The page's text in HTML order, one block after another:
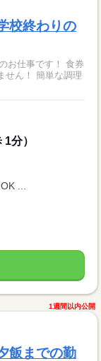
校終わりの
事です！ 食券
せん！ 簡単な調理
分）
...
1週間以内公開
飯までの勤